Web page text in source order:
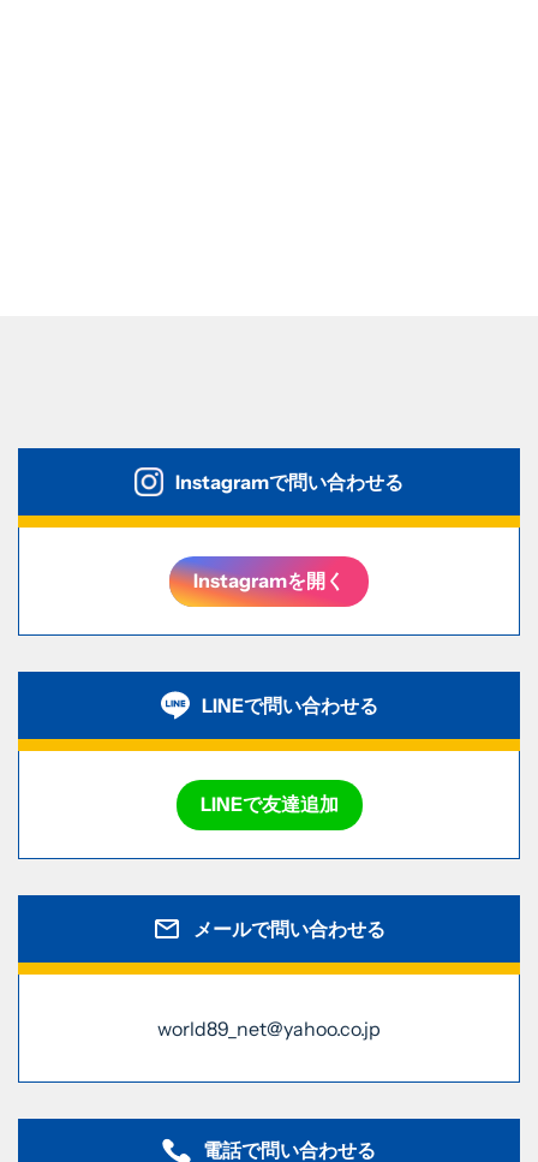
Instagramで問い合わせる
Instagramを開く
LINEで問い合わせる
LINEで友達追加
メールで問い合わせる
world89_net@yahoo.co.jp
電話で問い合わせる